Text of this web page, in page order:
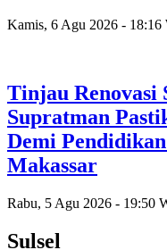
Kamis, 6 Agu 2026 - 18:16
Tinjau Renovasi
Supratman
Demi
Makassar
Rabu, 5 Agu 2026 - 19:50
Sulsel